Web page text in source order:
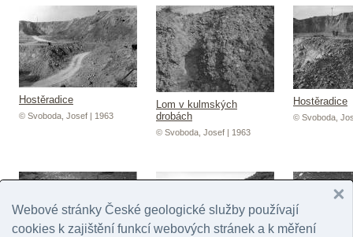
Hostěradice
© Svoboda, Josef | 1963
Lom v kulmských
drobách
© Svoboda, Josef | 1963
Hostěradice
© Svoboda,
Webové stránky České geologické služby používají
cookies k zajištění funkcí webových stránek a k měření